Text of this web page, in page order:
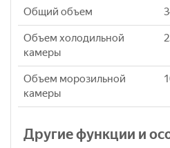
Общий объем
Объем холодильной
камеры
Объем морозильной
камеры
Другие функции и